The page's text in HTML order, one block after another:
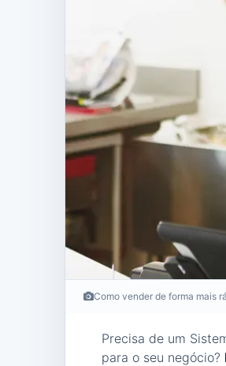
Como vender de forma mais
Precisa de um
para o seu negócio?